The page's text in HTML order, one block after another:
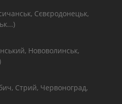
Сєвєродонецьк,
Нововолинськ,
Стрий, Червоноград,